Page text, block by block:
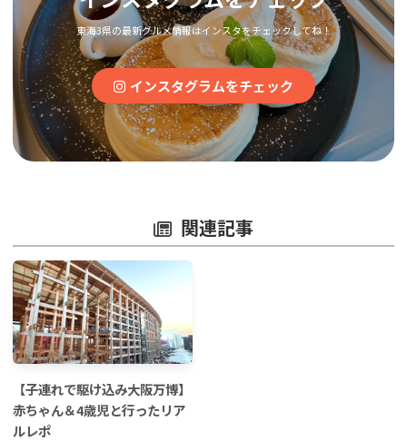
東海3県の最新グルメ情報はインスタをチェックしてね！
インスタグラムをチェック
関連記事
【子連れで駆け込み大阪万博】
赤ちゃん＆4歳児と行ったリア
ルレポ